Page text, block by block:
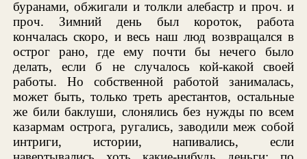
буранами, обжигали и толкли алебастр и проч. и
проч. Зимний день был короток, работа
кончалась скоро, и весь наш люд возвращался в
острог рано, где ему почти бы нечего было
делать, если б не случалось кой-какой своей
работы. Но собственной работой занималась,
может быть, только треть арестантов, остальные
же били баклуши, слонялись без нужды по всем
казармам острога, ругались, заводили меж собой
интриги, истории, напивались, если